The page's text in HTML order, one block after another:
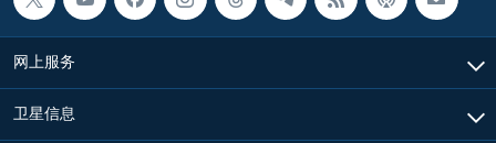
网上服务
卫星信息